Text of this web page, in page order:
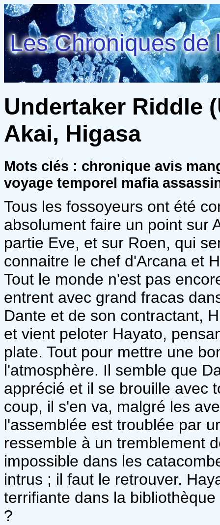
Les Chroniques de
Undertaker Riddle
Akai, Higasa
Mots clés : chronique avis
voyage temporel mafia
Tous les fossoyeurs ont été
absolument faire un point sur
partie Eve, et sur Roen, qui
connaitre le chef d'Arcana et
Tout le monde n'est pas
entrent avec grand fracas
Dante et de son contractant,
et vient peloter Hayato,
plate. Tout pour mettre une
l'atmosphère. Il semble que
apprécié et il se brouille avec
coup, il s'en va, malgré les
l'assemblée est troublée par
ressemble à un tremblement
impossible dans les
intrus ; il faut le retrouver.
terrifiante dans la
?